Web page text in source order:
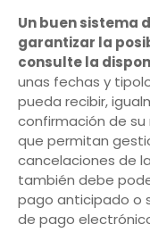
Un buen sistema
garantizar la
consulte la
unas fechas y
pueda recibir,
confirmación de su
que permitan
cancelaciones de
también debe
pago anticipado o
de pago